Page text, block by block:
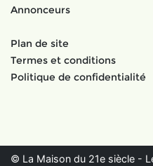
Annonceurs
Plan de site
Termes et conditions
Politique de confidentialité
© La Maison du 21e siècle -